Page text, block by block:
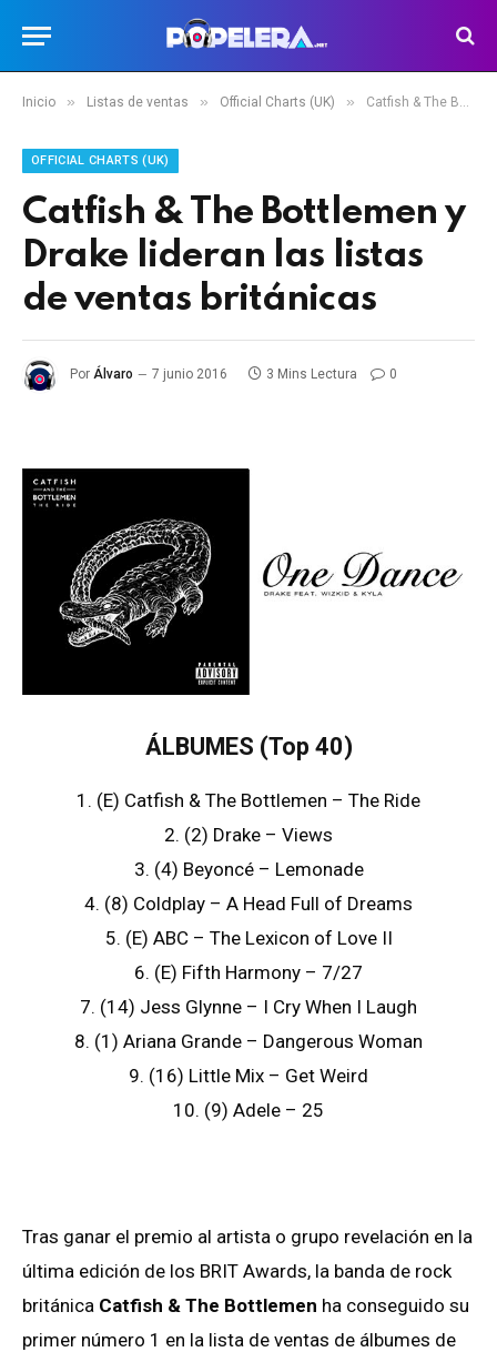
Inicio » Listas de ventas » Official Charts (UK) » Catfish & The Bottlemen y Drake lideran las listas de ventas británicas
OFFICIAL CHARTS (UK)
Catfish & The Bottlemen y
Drake lideran las listas
de ventas británicas
Por Álvaro 7 junio 2016 3 Mins Lectura 0
ÁLBUMES (Top 40)
1. (E) Catfish & The Bottlemen – The Ride
2. (2) Drake – Views
3. (4) Beyoncé – Lemonade
4. (8) Coldplay – A Head Full of Dreams
5. (E) ABC – The Lexicon of Love II
6. (E) Fifth Harmony – 7/27
7. (14) Jess Glynne – I Cry When I Laugh
8. (1) Ariana Grande – Dangerous Woman
9. (16) Little Mix – Get Weird
10. (9) Adele – 25
Tras ganar el premio al artista o grupo revelación en la
última edición de los BRIT Awards, la banda de rock
británica Catfish & The Bottlemen ha conseguido su
primer número 1 en la lista de ventas de álbumes de